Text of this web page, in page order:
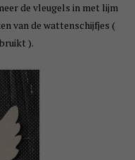
de vleugels in met lijm
van de wattenschijfjes (
).